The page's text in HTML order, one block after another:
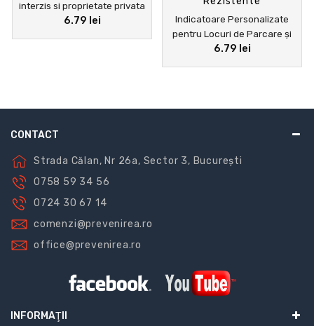
interzis si proprietate privata
6.79 lei
Indicatoare Personalizate
pentru Locuri de Parcare și
Reședințe – Vizibile și
6.79 lei
CONTACT
Strada Călan, Nr 26a, Sector 3, București
0758 59 34 56
0724 30 67 14
comenzi@prevenirea.ro
office@prevenirea.ro
INFORMAŢII